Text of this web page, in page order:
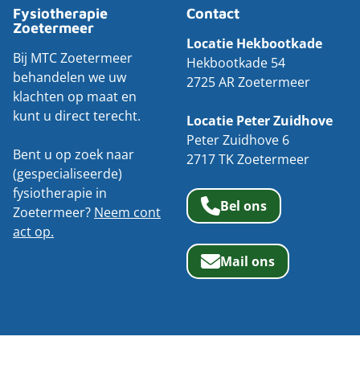
Fysiotherapie
Zoetermeer
Bij MTC Zoetermeer
behandelen we uw
klachten op maat en
kunt u direct terecht.
Bent u op zoek naar
(gespecialiseerde)
fysiotherapie in
Zoetermeer? Neem cont
act op.
Contact
Locatie Hekbootkade
Hekbootkade 54
2725 AR Zoetermeer
Locatie Peter Zuidhove
Peter Zuidhove 6
2717 TK Zoetermeer
Bel ons
Mail ons